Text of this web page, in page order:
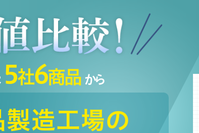
5社6商品 から
造工場の